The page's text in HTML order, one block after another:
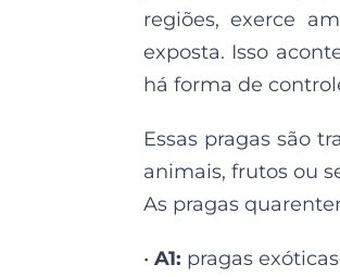
regiões, exerce
exposta. Isso
há forma de
Essas pragas são
animais, frutos ou
As pragas
• A1: pragas